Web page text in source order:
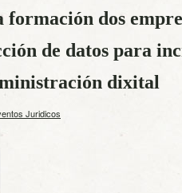
dos
de datos para
dixital
Juridicos